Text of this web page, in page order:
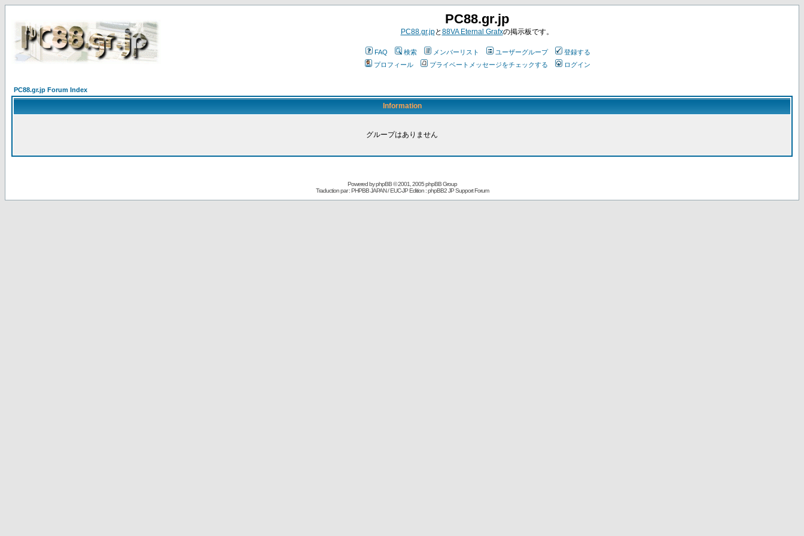
PC88.gr.jp
PC88.gr.jpと88VA Eternal Grafxの掲示板です。
FAQ 検索 メンバーリスト ユーザーグループ
登録する
プロフィール
プライベートメッセージをチェックする ログイン
PC88.gr.jp Forum Index
Information
グループはありません
Powered byphpBB© 2001, 2005 phpBB Group
Traduction par : PHPBB JAPAN / EUC-JP Edition :phpBB2 JP Support Forum